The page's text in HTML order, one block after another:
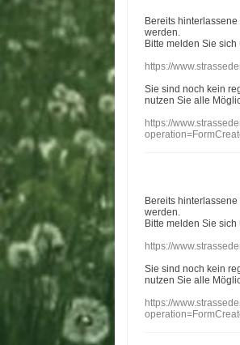
Bereits
werden.
Bitte melden Sie
https://
Sie sind noch kein
nutzen Sie alle
https://
Bereits
werden.
Bitte melden Sie
https://
Sie sind noch kein
nutzen Sie alle
https://